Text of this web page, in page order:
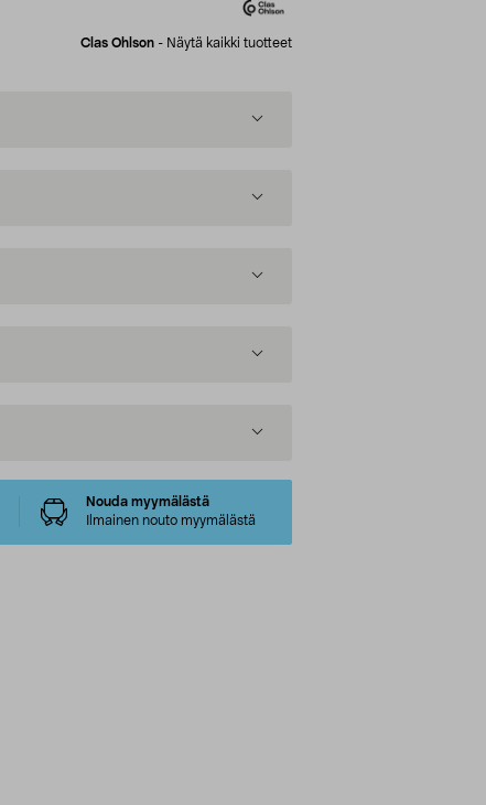
Clas Ohlson - Näytä kaikki tuotteet
Nouda myymälästä
Ilmainen nouto myymälästä